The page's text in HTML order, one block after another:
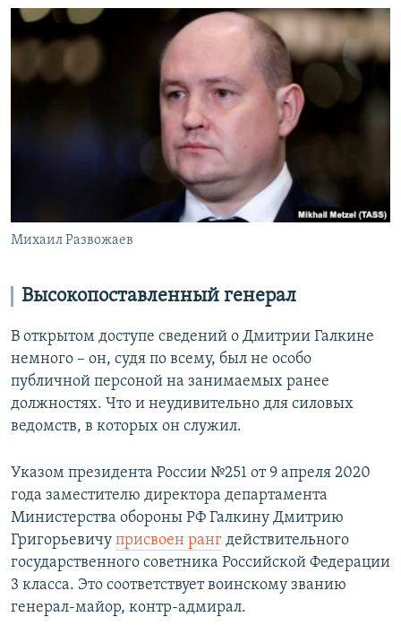
Михаил Развожаев
Высокопоставленный генерал
В открытом доступе сведений о Дмитрии Галкине
немного – он, судя по всему, был не особо
публичной персоной на занимаемых ранее
должностях. Что и неудивительно для силовых
ведомств, в которых он служил.
Указом президента России №251 от 9 апреля 2020
года заместителю директора департамента
Министерства обороны РФ Галкину Дмитрию
Григорьевичу присвоен ранг действительного
государственного советника Российской Федерации
3 класса. Это соответствует воинскому званию
генерал-майор, контр-адмирал.